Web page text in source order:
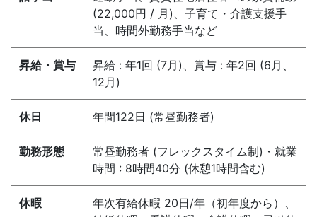
(22,000円 / 月)、子育て・介護支援手
当、時間外勤務手当など
昇給・賞与
昇給 : 年1回 (7月)、賞与 : 年2回 (6月、
12月)
休日 年間122日 (常昼勤務者)
勤務形態
常昼勤務者 (フレックスタイム制)・就業
時間 : 8時間40分 (休憩1時間含む)
休暇
年次有給休暇 20日/年（初年度から）、